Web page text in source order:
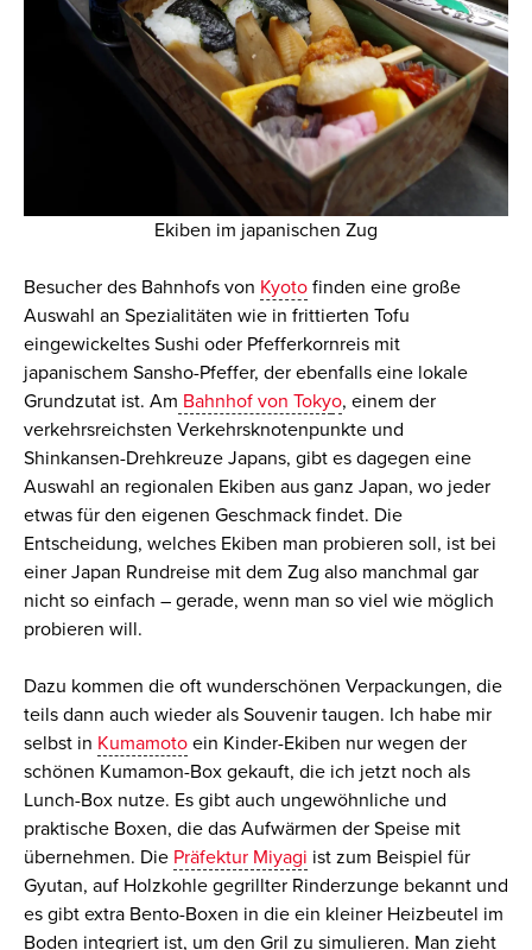
Ekiben im japanischen Zug
Besucher des Bahnhofs von Kyotofinden eine große
Auswahl an Spezialitäten wie in frittierten Tofu
eingewickeltes Sushi oder Pfefferkornreis mit
japanischem Sansho-Pfeffer, der ebenfalls eine lokale
Grundzutat ist. Am Bahnhof von Tokyo, einem der
verkehrsreichsten Verkehrsknotenpunkte und
Shinkansen-Drehkreuze Japans, gibt es dagegen eine
Auswahl an regionalen Ekiben aus ganz Japan, wo jeder
etwas für den eigenen Geschmack findet. Die
Entscheidung, welches Ekiben man probieren soll, ist bei
einer Japan Rundreise mit dem Zug also manchmal gar
nicht so einfach – gerade, wenn man so viel wie möglich
probieren will.
Dazu kommen die oft wunderschönen Verpackungen, die
teils dann auch wieder als Souvenir taugen. Ich habe mir
selbst in Kumamotoein Kinder-Ekiben nur wegen der
schönen Kumamon-Box gekauft, die ich jetzt noch als
Lunch-Box nutze. Es gibt auch ungewöhnliche und
praktische Boxen, die das Aufwärmen der Speise mit
übernehmen. Die Präfektur Miyagi ist zum Beispiel für
Gyutan, auf Holzkohle gegrillterRinderzunge bekannt und
es gibt extra Bento-Boxen in dieein kleinerHeizbeutel im
Boden integriert ist, um den Gril zu simulieren. Man zieht